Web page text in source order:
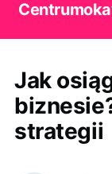
Jak
strategii